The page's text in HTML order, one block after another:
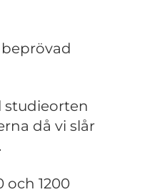
studieorten
då vi slår
1200